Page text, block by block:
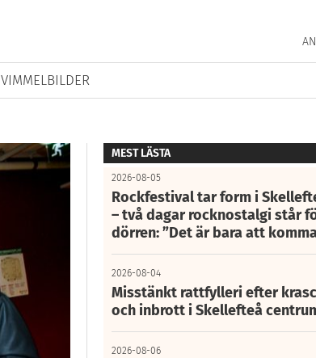
VIMMELBILDER
MEST LÄSTA
2026-08-05
Rockfestival tar form i
– två dagar rocknostalgi står
dörren: ”Det är bara att
2026-08-04
Misstänkt rattfylleri efter
och inbrott i Skellefteå
2026-08-06